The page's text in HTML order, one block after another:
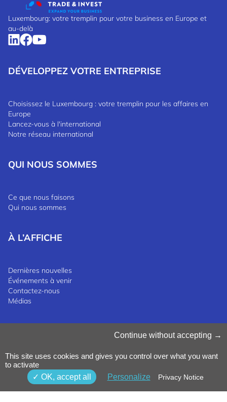
Luxembourg: votre tremplin pour votre business en Europe et
au-delà
DÉVELOPPEZ VOTRE ENTREPRISE
Choisissez le Luxembourg : votre tremplin pour les affaires en
Europe
Lancez-vous à l'international
Notre réseau international
QUI NOUS SOMMES
Ce que nous faisons
Qui nous sommes
À L’AFFICHE
Dernières nouvelles
Événements à venir
Contactez-nous
Médias
Politique de confidentialité
Termes et conditions
Politique de dénonciation
©2025 Luxinnovation GIE
Continue without accepting
This site uses cookies and gives you control over what you want
to activate
OK, accept all
Personalize Privacy Notice